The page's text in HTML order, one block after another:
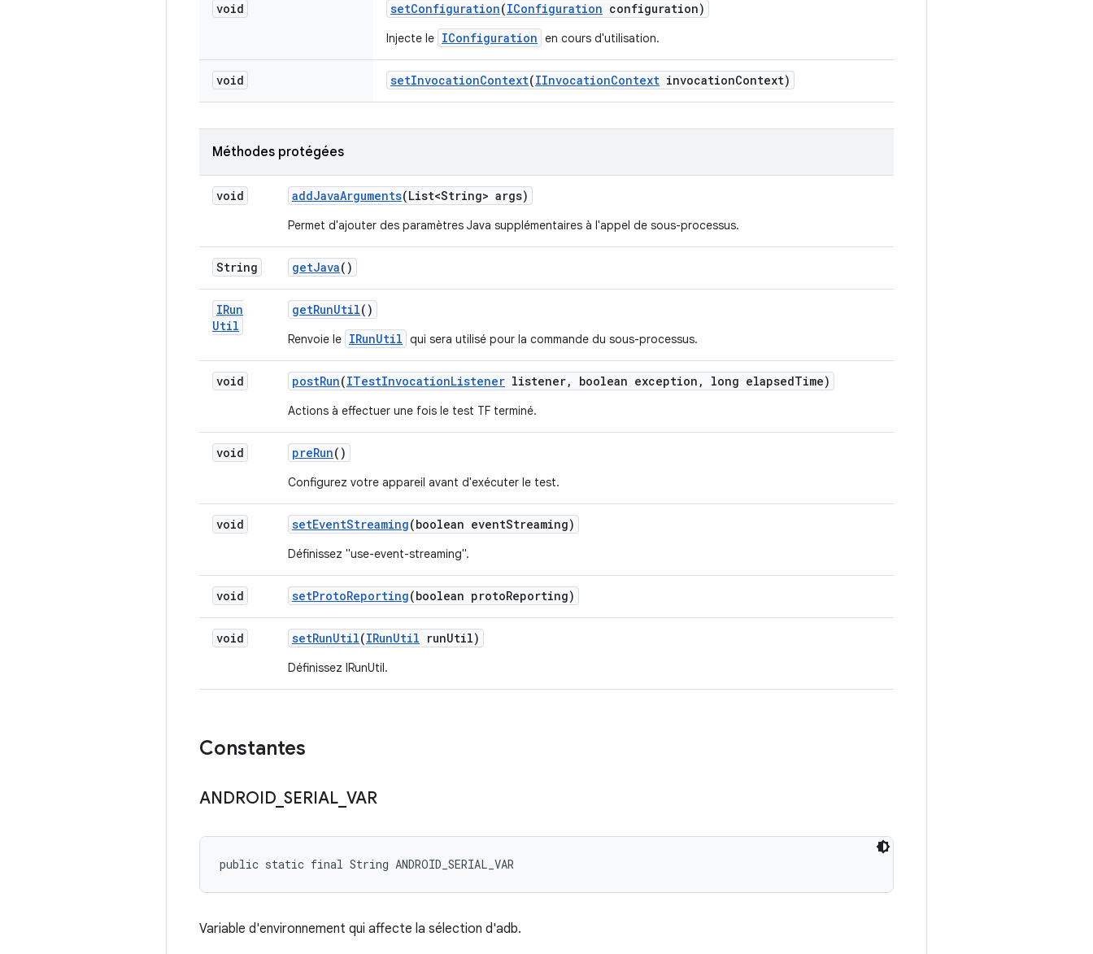
void setConfiguration(IConfiguration configuration)
Injecte le IConfiguration en cours d'utilisation.
void setInvocationContext(IInvocationContext invocationContext)
Méthodes protégées
void addJavaArguments(List<String> args)
Permet d'ajouter des paramètres Java supplémentaires à l'appel de sous-processus.
String getJava()
IRun
Util
getRunUtil()
Renvoie le IRunUtil qui sera utilisé pour la commande du sous-processus.
void postRun(ITestInvocationListener listener, boolean exception , long elapsedTime)
Actions à effectuer une fois le test TF terminé.
void preRun()
Configurez votre appareil avant d'exécuter le test.
void setEventStreaming(boolean eventStreaming)
Définissez "use-event-streaming".
void setProtoReporting(boolean protoReporting)
void setRunUtil(IRunUtil runUtil)
Définissez IRunUtil.
Constantes
ANDROID SERIAL VAR
public static final String ANDROID_SERIAL_VAR
Variable d'environnement qui affecte la sélection d'adb.